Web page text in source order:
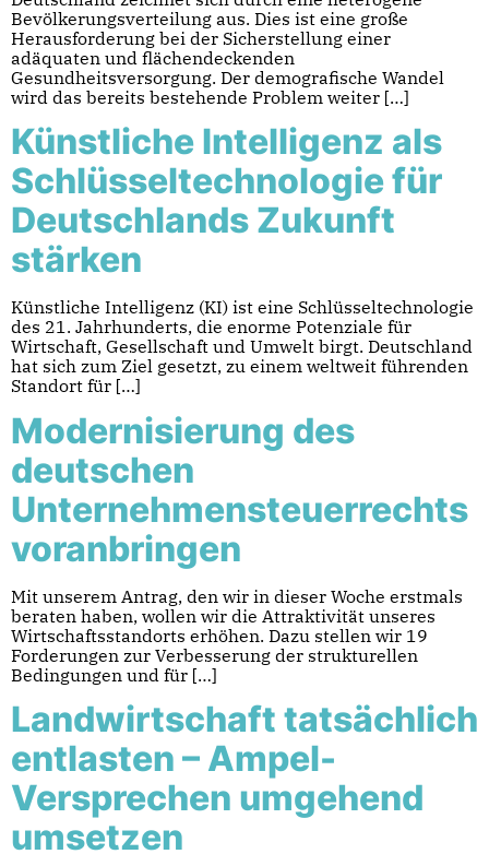
Bevölkerungsverteilung aus. Dies ist eine große
Herausforderung bei der Sicherstellung einer
adäquaten und flächendeckenden
Gesundheitsversorgung. Der demografische Wandel
wird das bereits bestehende Problem weiter […]
Künstliche Intelligenz als
Schlüsseltechnologie für
Deutschlands Zukunft
stärken
Künstliche Intelligenz (KI) ist eine Schlüsseltechnologie
des 21. Jahrhunderts, die enorme Potenziale für
Wirtschaft, Gesellschaft und Umwelt birgt. Deutschland
hat sich zum Ziel gesetzt, zu einem weltweit führenden
Standort für […]
Modernisierung des
deutschen
Unternehmensteuerrechts
voranbringen
Mit unserem Antrag, den wir in dieser Woche erstmals
beraten haben, wollen wir die Attraktivität unseres
Wirtschaftsstandorts erhöhen. Dazu stellen wir 19
Forderungen zur Verbesserung der strukturellen
Bedingungen und für […]
Landwirtschaft tatsächlich
entlasten – Ampel-
Versprechen umgehend
umsetzen